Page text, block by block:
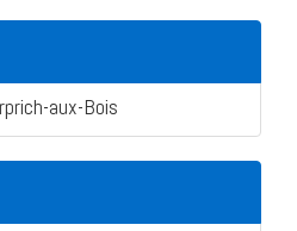
aux-Bois